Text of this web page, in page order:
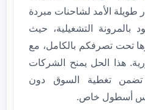
طويلة الأمد لشاحنات مبردة
بالمرونة التشغيلية، حيث
تحت تصرفكم بالكامل، مع
هذا الحل يمنح الشركات
تضمن تغطية السوق دون
أسطول خاص.